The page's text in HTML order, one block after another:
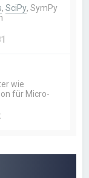
,SciPy, SymPy
wie
für Micro-